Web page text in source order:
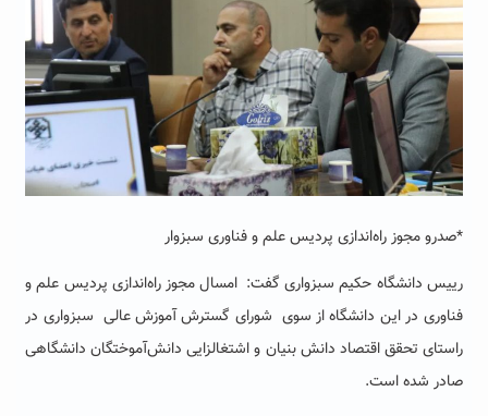
*صدرو مجوز راه‌اندازی پردیس علم و فناوری سبزوار
رییس دانشگاه حکیم سبزواری گفت: امسال مجوز راه‌اندازی پردیس علم و
فناوری در این دانشگاه از سوی شورای گسترش آموزش عالی سبزواری در
راستای تحقق اقتصاد دانش بنیان و اشتغالزایی دانش‌آموختگان دانشگاهی
صادر شده است.